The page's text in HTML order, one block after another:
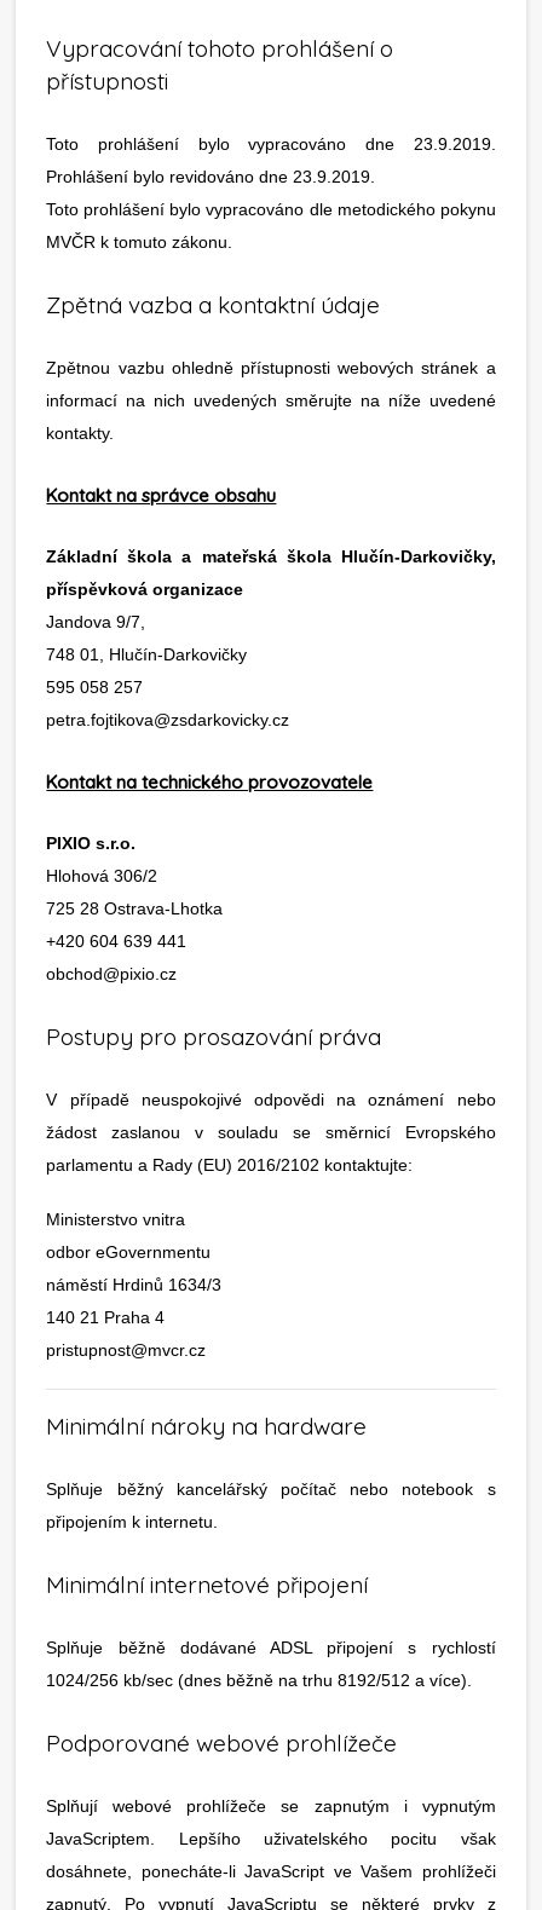
Vypracování tohoto prohlášení o
přístupnosti
Toto prohlášení bylo vypracováno dne 23.9.2019.
Prohlášení bylo revidováno dne 23.9.2019.
Toto prohlášení bylo vypracováno dle metodického pokynu
MVČR k tomuto zákonu.
Zpětná vazba a kontaktní údaje
Zpětnou vazbu ohledně přístupnosti webových stránek a
informací na nich uvedených směrujte na níže uvedené
kontakty.
Kontakt na správce obsahu
Základní škola a mateřská škola Hlučín-Darkovičky,
příspěvková organizace
Jandova 9/7,
748 01, Hlučín-Darkovičky
595 058 257
petra.fojtikova@zsdarkovicky.cz
Kontakt na technického provozovatele
PIXIO s.r.o.
Hlohová 306/2
725 28 Ostrava-Lhotka
+420 604 639 441
obchod@pixio.cz
Postupy pro prosazování práva
V případě neuspokojivé odpovědi na oznámení nebo
žádost zaslanou v souladu se směrnicí Evropského
parlamentu a Rady (EU) 2016/2102 kontaktujte:
Ministerstvo vnitra
odbor eGovernmentu
náměstí Hrdinů 1634/3
140 21 Praha 4
pristupnost@mvcr.cz
Minimální nároky na hardware
Splňuje běžný kancelářský počítač nebo notebook s
připojením k internetu.
Minimální internetové připojení
Splňuje běžně dodávané ADSL připojení s rychlostí
1024/256 kb/sec (dnes běžně na trhu 8192/512 a více).
Podporované webové prohlížeče
Splňují webové prohlížeče se zapnutým i vypnutým
JavaScriptem. Lepšího uživatelského pocitu však
dosáhnete, ponecháte-li JavaScript ve Vašem prohlížeči
zapnutý. Po vypnutí JavaScriptu se některé prvky z